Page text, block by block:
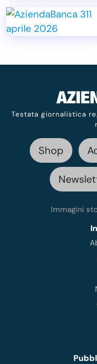
Testata giornalistica
Shop
Immagini